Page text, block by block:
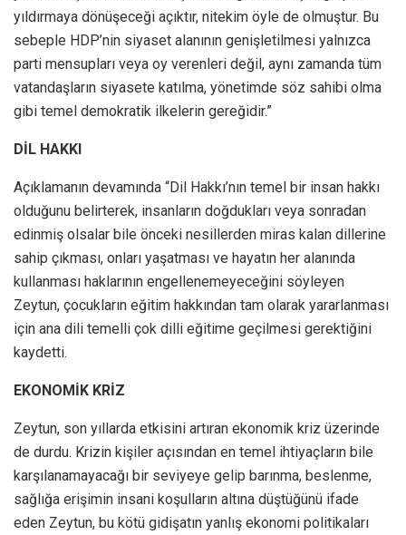
yıldırmaya dönüşeceği açıktır, nitekim öyle de olmuştur. Bu
sebeple HDP’nin siyaset alanının genişletilmesi yalnızca
parti mensupları veya oy verenleri değil, aynı zamanda tüm
vatandaşların siyasete katılma, yönetimde söz sahibi olma
gibi temel demokratik ilkelerin gereğidir.”
DİL HAKKI
Açıklamanın devamında “Dil Hakkı’nın temel bir insan hakkı
olduğunu belirterek, insanların doğdukları veya sonradan
edinmiş olsalar bile önceki nesillerden miras kalan dillerine
sahip çıkması, onları yaşatması ve hayatın her alanında
kullanması haklarının engellenemeyeceğini söyleyen
Zeytun, çocukların eğitim hakkından tam olarak yararlanması
için ana dili temelli çok dilli eğitime geçilmesi gerektiğini
kaydetti.
EKONOMİK KRİZ
Zeytun, son yıllarda etkisini artıran ekonomik kriz üzerinde
de durdu. Krizin kişiler açısından en temel ihtiyaçların bile
karşılanamayacağı bir seviyeye gelip barınma, beslenme,
sağlığa erişimin insani koşulların altına düştüğünü ifade
eden Zeytun, bu kötü gidişatın yanlış ekonomi politikaları